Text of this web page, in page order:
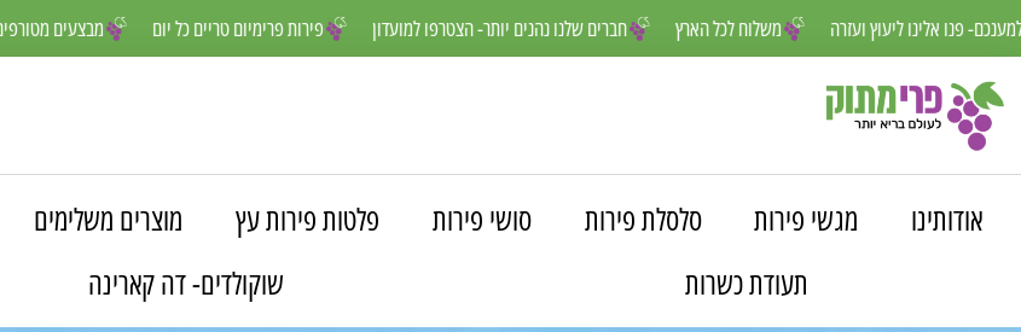
פירות פרימיום טריים כל יום חברים שלנו נהנים יותר- הצטרפו למועדון משלוח לכל הארץ אנחנו פה למענכם- פנו אלינו ליעוץ ועזרה
אודותינו מגשי פירות סלסלת פירות סושי פירות פלטות פירות עץ מוצרים משלימים
תעודת כשרות
שוקולדים- דה קארינה